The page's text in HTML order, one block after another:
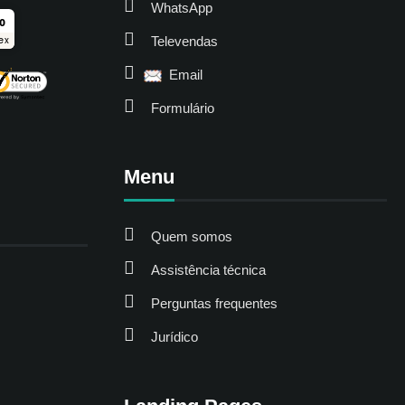
WhatsApp
Televendas
Email
Formulário
Menu
Quem somos
Assistência técnica
Perguntas frequentes
Jurídico